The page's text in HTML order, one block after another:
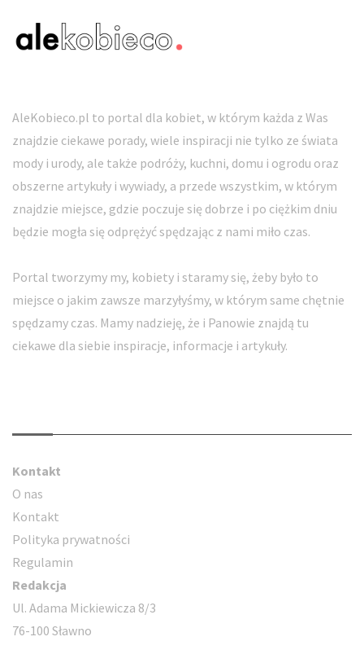
AleKobieco.pl to portal dla kobiet, w którym każda z Was
znajdzie ciekawe porady, wiele inspiracji nie tylko ze świata
mody i urody, ale także podróży, kuchni, domu i ogrodu oraz
obszerne artykuły i wywiady, a przede wszystkim, w którym
znajdzie miejsce, gdzie poczuje się dobrze i po ciężkim dniu
będzie mogła się odprężyć spędzając z nami miło czas.
Portal tworzymy my, kobiety i staramy się, żeby było to
miejsce o jakim zawsze marzyłyśmy, w którym same chętnie
spędzamy czas. Mamy nadzieję, że i Panowie znajdą tu
ciekawe dla siebie inspiracje, informacje i artykuły.
Kontakt
O nas
Kontakt
Polityka prywatności
Regulamin
Redakcja
Ul. Adama Mickiewicza 8/3
76-100 Sławno